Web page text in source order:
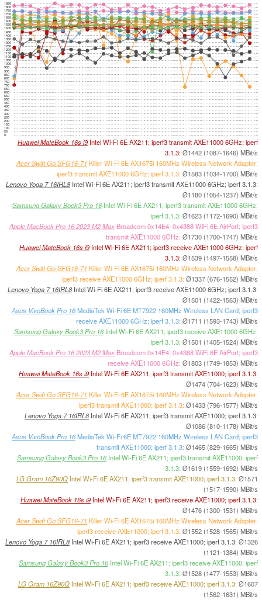
0
50
100
150
200
250
300
350
400
450
500
550
600
650
700
750
800
850
900
950
1000
1050
1100
1150
1200
1250
1300
1350
1400
1450
1500
1550
1600
1650
1700
1750
1800
1850
Huawei MateBook 16s i9 Intel Wi-Fi 6E AX211; iperf3 transmit AXE11000 6GHz; iperf
3.1.3:Ø1442 (1087-1646) MBit/s
Acer Swift Go SFG16-71 Killer Wi-Fi 6E AX1675i 160MHz Wireless Network Adapter;
iperf3 transmit AXE11000 6GHz; iperf 3.1.3:Ø1583 (1034-1700) MBit/s
Lenovo Yoga 7 16IRL8 Intel Wi-Fi 6E AX211; iperf3 transmit AXE11000 6GHz; iperf 3.1.3:
Ø1180 (1054-1237) MBit/s
Samsung Galaxy Book3 Pro 16Intel Wi-Fi 6E AX211; iperf3 transmit AXE11000 6GHz;
iperf 3.1.3: Ø1623 (1172-1690) MBit/s
Apple MacBook Pro 16 2023 M2 Max Broadcom 0x14E4, 0x4388 WiFi 6E AirPort; iperf3
transmit AXE11000 6GHz: Ø1730 (1700-1747) MBit/s
Huawei MateBook 16s i9 Intel Wi-Fi 6E AX211; iperf3 receive AXE11000 6GHz; iperf
3.1.3:Ø1539 (1497-1558) MBit/s
Acer Swift Go SFG16-71 Killer Wi-Fi 6E AX1675i 160MHz Wireless Network Adapter;
iperf3 receive AXE11000 6GHz; iperf 3.1.3:Ø1337 (676-1552) MBit/s
Lenovo Yoga 7 16IRL8 Intel Wi-Fi 6E AX211; iperf3 receive AXE11000 6GHz; iperf 3.1.3:
Ø1501 (1422-1563) MBit/s
Asus VivoBook Pro 16MediaTek Wi-Fi 6E MT7922 160MHz Wireless LAN Card; iperf3
receive AXE11000 6GHz; iperf 3.1.3: Ø1711 (1593-1743) MBit/s
Samsung Galaxy Book3 Pro 16Intel Wi-Fi 6E AX211; iperf3 receive AXE11000 6GHz;
iperf 3.1.3: Ø1501 (1405-1524) MBit/s
Apple MacBook Pro 16 2023 M2 Max Broadcom 0x14E4, 0x4388 WiFi 6E AirPort; iperf3
receive AXE11000 6GHz: Ø1803 (1749-1853) MBit/s
Huawei MateBook 16s i9 Intel Wi-Fi 6E AX211; iperf3 transmit AXE11000; iperf 3.1.3:
Ø1474 (704-1623) MBit/s
Acer Swift Go SFG16-71 Killer Wi-Fi 6E AX1675i 160MHz Wireless Network Adapter;
iperf3 transmit AXE11000; iperf 3.1.3:Ø1433 (796-1577) MBit/s
Lenovo Yoga 7 16IRL8 Intel Wi-Fi 6E AX211; iperf3 transmit AXE11000; iperf 3.1.3:
Ø1086 (810-1178) MBit/s
Asus VivoBook Pro 16MediaTek Wi-Fi 6E MT7922 160MHz Wireless LAN Card; iperf3
transmit AXE11000; iperf 3.1.3: Ø1465 (829-1665) MBit/s
Samsung Galaxy Book3 Pro 16Intel Wi-Fi 6E AX211; iperf3 transmit AXE11000; iperf
3.1.3: Ø1619 (1559-1692) MBit/s
LG Gram 16Z90Q Intel Wi-Fi 6E AX211; iperf3 transmit AXE11000; iperf 3.1.3:Ø1571
(1517-1590) MBit/s
Huawei MateBook 16s i9 Intel Wi-Fi 6E AX211; iperf3 receive AXE11000; iperf 3.1.3:
Ø1476 (1300-1531) MBit/s
Acer Swift Go SFG16-71 Killer Wi-Fi 6E AX1675i 160MHz Wireless Network Adapter;
iperf3 receive AXE11000; iperf 3.1.3:Ø1552 (1528-1565) MBit/s
Lenovo Yoga 7 16IRL8 Intel Wi-Fi 6E AX211; iperf3 receive AXE11000; iperf 3.1.3: Ø1326
(1121-1384) MBit/s
Samsung Galaxy Book3 Pro 16Intel Wi-Fi 6E AX211; iperf3 receive AXE11000; iperf
3.1.3: Ø1528 (1477-1553) MBit/s
LG Gram 16Z90Q Intel Wi-Fi 6E AX211; iperf3 receive AXE11000; iperf 3.1.3:Ø1607
(1562-1631) MBit/s